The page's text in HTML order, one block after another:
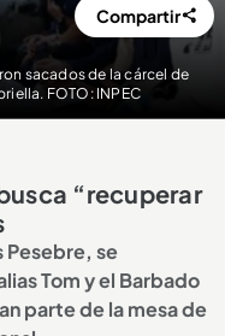
sacados de la cárcel de
FOTO: INPEC
Compartir
“recuperar
Pesebre, se
Tom y el Barbado
parte de la mesa de